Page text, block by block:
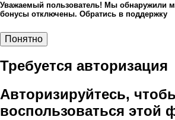
Уважаемый пользователь! Мы обнаружили
бонусы отключены. Обратись в поддержку
Понятно
Требуется авторизация
Авторизируйтесь,
воспользоваться этой